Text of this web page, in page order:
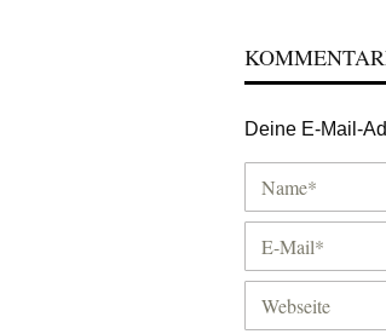
Deine E-Mail-